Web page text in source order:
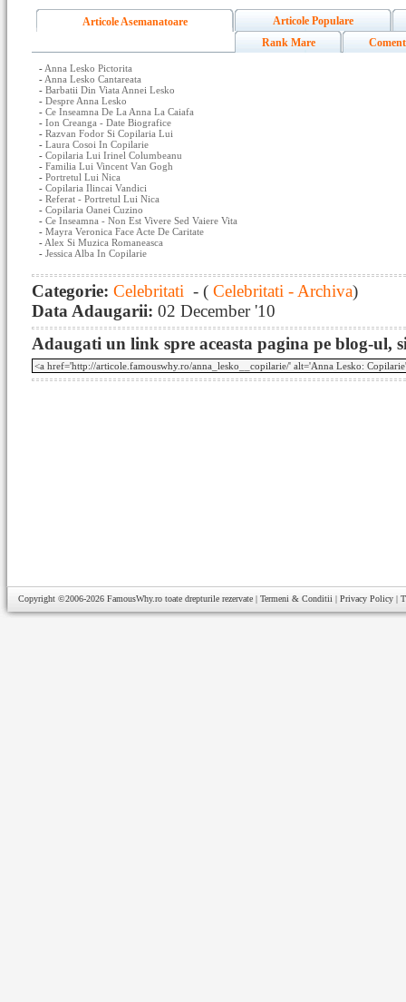
Articole Asemanatoare
Articole Populare
Rank Mare
- Anna Lesko Pictorita
- Anna Lesko Cantareata
- Barbatii Din Viata Annei Lesko
- Despre Anna Lesko
- Ce Inseamna De La Anna La Caiafa
- Ion Creanga - Date Biografice
- Razvan Fodor Si Copilaria Lui
- Laura Cosoi In Copilarie
- Copilaria Lui Irinel Columbeanu
- Familia Lui Vincent Van Gogh
- Portretul Lui Nica
- Copilaria Ilincai Vandici
- Referat - Portretul Lui Nica
- Copilaria Oanei Cuzino
- Ce Inseamna - Non Est Vivere Sed Vaiere Vita
- Mayra Veronica Face Acte De Caritate
- Alex Si Muzica Romaneasca
- Jessica Alba In Copilarie
Categorie: Celebritati - ( Celebritati - Archiva)
Data Adaugarii: 02 December '10
Adaugati un link spre aceasta pagina pe blog-ul,
Copyright ©2006-2026 FamousWhy.ro toate drepturile rezervate | Termeni & Conditii | Privacy Policy |